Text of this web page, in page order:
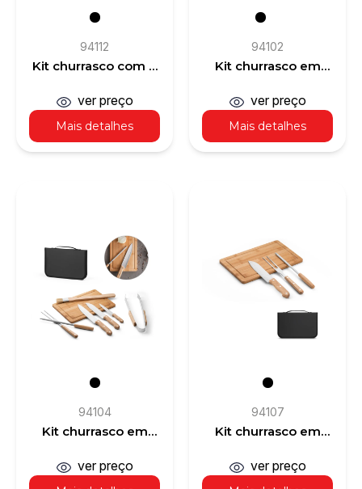
94112
Kit churrasco com 3
inox e madeira de
Seringueira e luva
Mais detalhes
ver preço
94102
Kit churrasco em
peças em aço inox e
PP
Mais detalhes
ver preço
94104
Kit churrasco em
com tábua em
bambu e 7 utensílios
ver preço
94107
Kit churrasco em
tábua em bambu e 3
utensílios em aço
ver preço